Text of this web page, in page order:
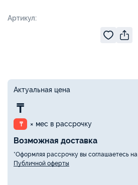
Артикул:
Актуальная цена
₸
₸ × мес в рассрочку
Возможная доставка
*Оформляя рассрочку вы соглашаетесь на
Публичной оферты